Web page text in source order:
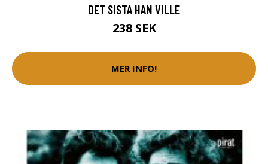
DET SISTA HAN VILLE
238 SEK
MER INFO!